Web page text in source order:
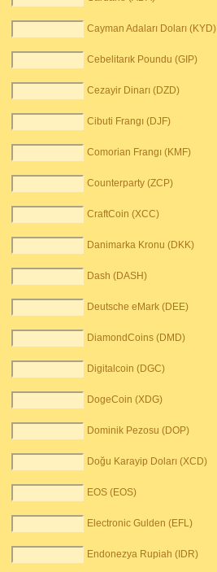
Cayman Adaları Doları (KYD)
Cebelitarık Poundu (GIP)
Cezayir Dinarı (DZD)
Cibuti Frangı (DJF)
Comorian Frangı (KMF)
Counterparty (ZCP)
CraftCoin (XCC)
Danimarka Kronu (DKK)
Dash (DASH)
Deutsche eMark (DEE)
DiamondCoins (DMD)
Digitalcoin (DGC)
DogeCoin (XDG)
Dominik Pezosu (DOP)
Doğu Karayip Doları (XCD)
EOS (EOS)
Electronic Gulden (EFL)
Endonezya Rupiah (IDR)